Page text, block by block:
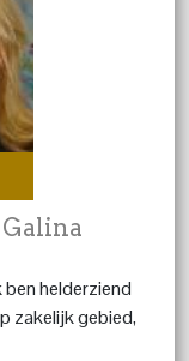
helderziend
zakelijk gebied,